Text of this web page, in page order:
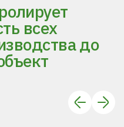
всех
до